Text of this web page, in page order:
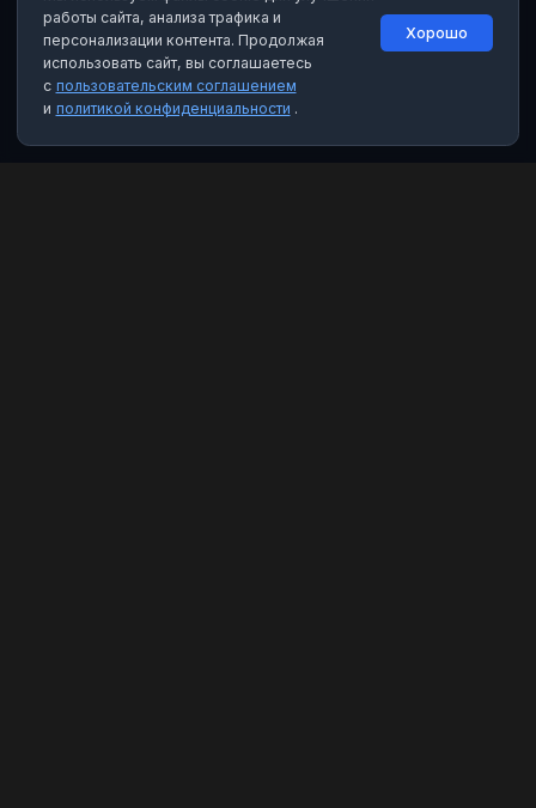
работы сайта, анализа трафика и
персонализации контента. Продолжая
использовать сайт, вы соглашаетесь
с пользовательским соглашением
и политикой конфиденциальности .
Хорошо